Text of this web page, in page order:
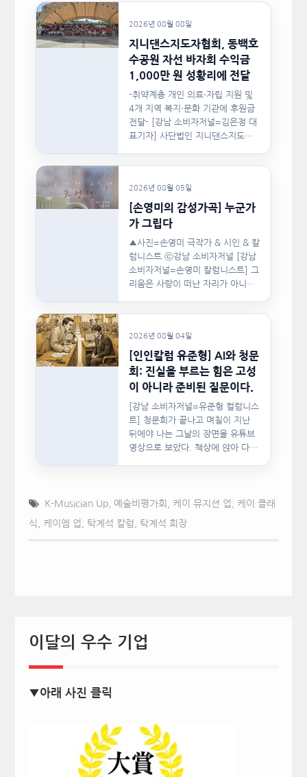
2026년 08월 08일
지니댄스지도자협회, 동백호
수공원 자선 바자회 수익금
1,000만 원 성황리에 전달
-취약계층 개인 의료·자립 지원 및
4개 지역 복지·문화 기관에 후원금
전달- [강남 소비자저널=김은정 대
표기자] 사단법인 지니댄스지도자
지난…
2026년 08월 05일
[손영미의 감성가곡] 누군가
가 그립다
▲사진=손영미 극작가 & 시인 & 칼
럼니스트 ⓒ강남 소비자저널 [강남
소비자저널=손영미 칼럼니스트] 그
리움은 사랑이 떠난 자리가 아니라,
2026년 08월 04일
[인인칼럼 유준형] AI와 청문
회: 진실을 부르는 힘은 고성
이 아니라 준비된 질문이다.
[강남 소비자저널=유준형 컬럼니스
트] 청문회가 끝나고 며칠이 지난
뒤에야 나는 그날의 장면을 유튜브
영상으로 보았다. 책상에 앉아 다른
K-Musician Up, 예술비평가회 케이 뮤지션 업 케이 클래
식 케이엠 업 탁계석 칼럼 탁계석 회장
이달의 우수 기업
▼아래 사진 클릭